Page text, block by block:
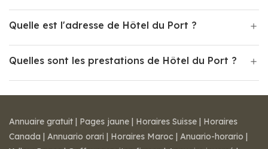
Quelle est l'adresse de Hôtel du Port ?
Quelles sont les prestations de Hôtel du Port ?
Annuaire gratuit | Pages jaune | Horaires Suisse | Horaires
Canada | Annuario orari | Horaires Maroc | Anuario-horario |